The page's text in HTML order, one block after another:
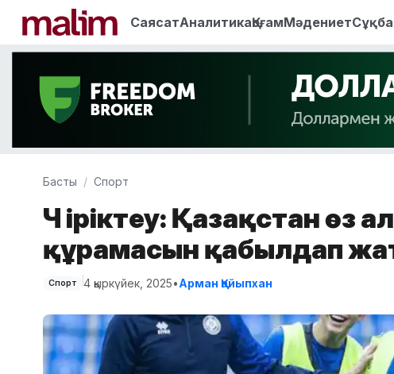
СаясатАналитикаҚоғамМәдениет
Басты Спорт
ӘЧ іріктеу: Қазақстан өз
құрамасын қабылдап
Спорт 4 қыркүйек, 2025•Арман Қайыпхан